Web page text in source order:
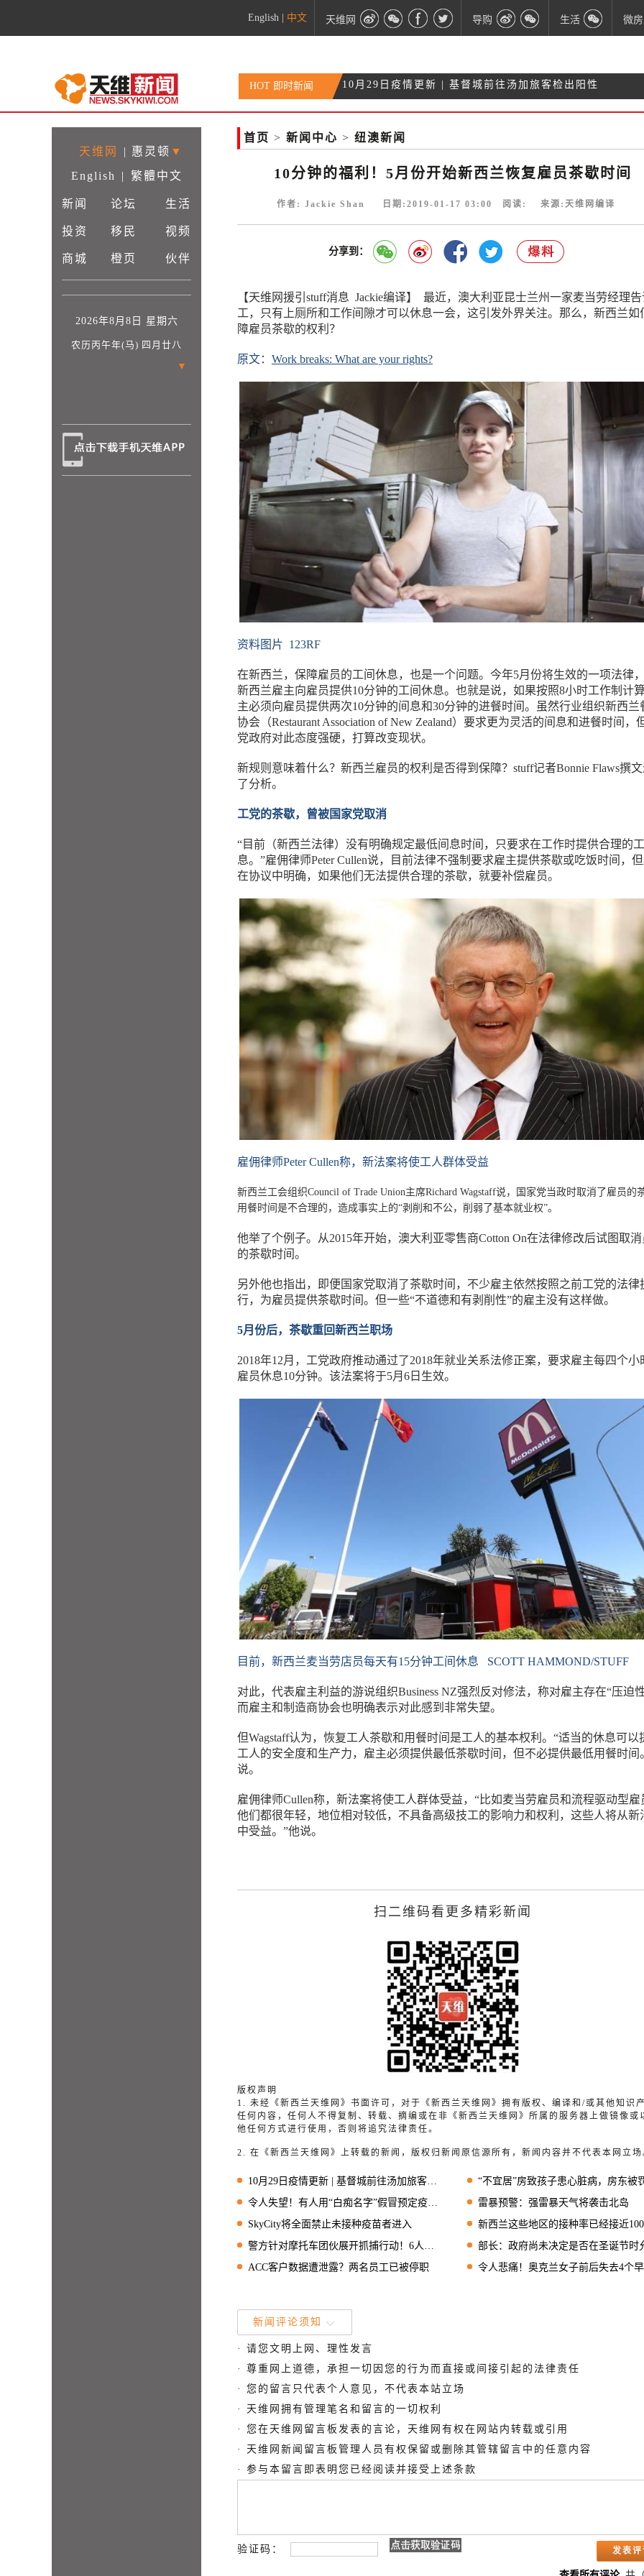
English 中文 天维网 导购 生活 微
HOT 即时新闻
快查邮箱！已有人收到移民局特批签证通知了！
低风险
28人
10月29日疫情更新 | 基督城前往汤加旅客检出阳性
天维网 | 惠灵顿 ▼
English
| 繁體中文
新闻 论坛 生活
投资 移民 视频
商城 橙页 伙伴
2026年8月8日 星期六
农历丙午年(马) 四月廿八
▼
首页 > 新闻中心 > 纽澳新闻
10分钟的福利！5月份开始新西兰恢复雇员茶歇时间
作者: Jackie Shan 日期:2019-01-17 03:00 阅读: 来源:天维网编译
分享到：
【天维网援引stuff消息 Jackie编译】 最近，澳大利亚昆士兰州一家麦当劳经理
工，只有上厕所和工作间隙才可以休息一会，这引发外界关注。那么，新西兰如
障雇员茶歇的权利？
原文： Work breaks: What are your rights?
资料图片 123RF
在新西兰，保障雇员的工间休息，也是一个问题。今年5月份将生效的一项法律
新西兰雇主向雇员提供10分钟的工间休息。也就是说，如果按照8小时工作制计
主必须向雇员提供两次10分钟的间息和30分钟的进餐时间。虽然行业组织新西兰
协会（Restaurant Association of New Zealand）要求更为灵活的间息和进餐时间，
党政府对此态度强硬，打算改变现状。
新规则意味着什么？新西兰雇员的权利是否得到保障？stuff记者Bonnie Flaws撰
了分析。
工党的茶歇，曾被国家党取消
“目前（新西兰法律）没有明确规定最低间息时间，只要求在工作时提供合理的
息。”雇佣律师Peter Cullen说，目前法律不强制要求雇主提供茶歇或吃饭时间，
在协议中明确，如果他们无法提供合理的茶歇，就要补偿雇员。
雇佣律师Peter Cullen称，新法案将使工人群体受益
新西兰工会组织Council of Trade Union主席Richard Wagstaff说，国家党当政时取消了雇员的
用餐时间是不合理的，造成事实上的“剥削和不公，削弱了基本就业权”。
他举了个例子。从2015年开始，澳大利亚零售商Cotton On在法律修改后试图取
的茶歇时间。
另外他也指出，即便国家党取消了茶歇时间，不少雇主依然按照之前工党的法律
行，为雇员提供茶歇时间。但一些“不道德和有剥削性”的雇主没有这样做。
5月份后，茶歇重回新西兰职场
2018年12月，工党政府推动通过了2018年就业关系法修正案，要求雇主每四个小
雇员休息10分钟。该法案将于5月6日生效。
目前，新西兰麦当劳店员每天有15分钟工间休息 SCOTT HAMMOND/STUFF
对此，代表雇主利益的游说组织Business NZ强烈反对修法，称对雇主存在“压迫
而雇主和制造商协会也明确表示对此感到非常失望。
但Wagstaff认为，恢复工人茶歇和用餐时间是工人的基本权利。“适当的休息可以
工人的安全度和生产力，雇主必须提供最低茶歇时间，但不必提供最低用餐时间
说。
雇佣律师Cullen称，新法案将使工人群体受益，“比如麦当劳雇员和流程驱动型雇
他们都很年轻，地位相对较低，不具备高级技工的影响力和权利，这些人将从新
中受益。”他说。
扫二维码看更多精彩新闻
版权声明
1. 未经《新西兰天维网》书面许可，对于《新西兰天维网》拥有版权、编译和/或其他知识
任何内容，任何人不得复制、转载、摘编或在非《新西兰天维网》所属的服务器上做镜像或
他任何方式进行使用，否则将追究法律责任。
2. 在《新西兰天维网》上转载的新闻，版权归新闻原信源所有，新闻内容并不代表本网立
10月29日疫情更新 | 基督城前往汤加旅客检出阳性
“不宜居”房致孩子患心脏病，房东被罚近4
令人失望！有人用“白痴名字”假冒预定疫苗接种
雷暴预警：强雷暴天气将袭击北岛
SkyCity将全面禁止未接种疫苗者进入
新西兰这些地区的接种率已经接近
警方针对摩托车团伙展开抓捕行动！6人被捕！
部长：政府尚未决定是否在圣诞节时允许奥克兰人出
ACC客户数据遭泄露？两名员工已被停职
令人悲痛！奥克兰女子前后失去4个早产
新闻评论须知
· 请您文明上网、理性发言
· 尊重网上道德，承担一切因您的行为而直接或间接引起的法律责任
· 您的留言只代表个人意见，不代表本站立场
· 天维网拥有管理笔名和留言的一切权利
· 您在天维网留言板发表的言论，天维网有权在网站内转载或引用
· 天维网新闻留言板管理人员有权保留或删除其管辖留言中的任意内容
· 参与本留言即表明您已经阅读并接受上述条款
验证码：